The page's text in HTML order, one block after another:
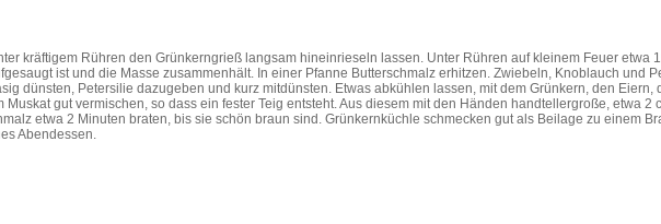
kräftigem Rühren den Grünkerngrieß langsam hineinrieseln lassen. Unter Rühren auf kleinem Feuer etwa
ist und die Masse zusammenhält. In einer Pfanne Butterschmalz erhitzen. Zwiebeln, Knoblauch und
dünsten, Petersilie dazugeben und kurz mitdünsten. Etwas abkühlen lassen, mit dem Grünkern, den Eiern,
gut vermischen, so dass ein fester Teig entsteht. Aus diesem mit den Händen handtellergroße, etwa 2
etwa 2 Minuten braten, bis sie schön braun sind. Grünkernküchle schmecken gut als Beilage zu einem
Abendessen.